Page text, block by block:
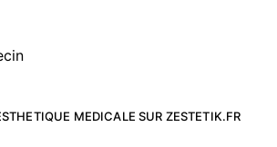
MEDICALE SUR ZESTETIK.FR